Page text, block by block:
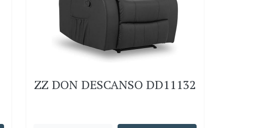
ZZ DON DESCANSO DD11132